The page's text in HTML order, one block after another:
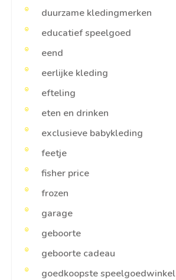
duurzame kledingmerken
educatief speelgoed
eend
eerlijke kleding
efteling
eten en drinken
exclusieve babykleding
feetje
fisher price
frozen
garage
geboorte
geboorte cadeau
goedkoopste speelgoedwinkel